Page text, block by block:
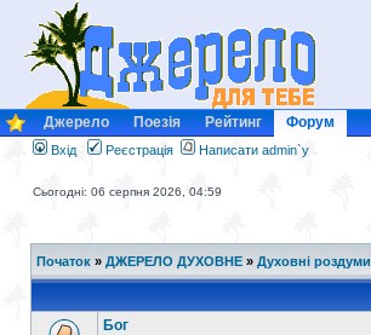
Джерело Поезія Рейтинг Форум
Вхід Реєстрація Написати admin`у
Сьогодні: 06 серпня 2026, 04:59
Початок » ДЖЕРЕЛО ДУХОВНЕ » Духовні роздуми
Бог